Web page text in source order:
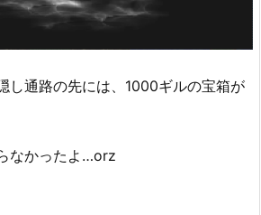
し通路の先には、1000ギルの宝箱が
なかったよ…orz